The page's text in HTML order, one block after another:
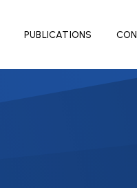
PUBLICATIONS